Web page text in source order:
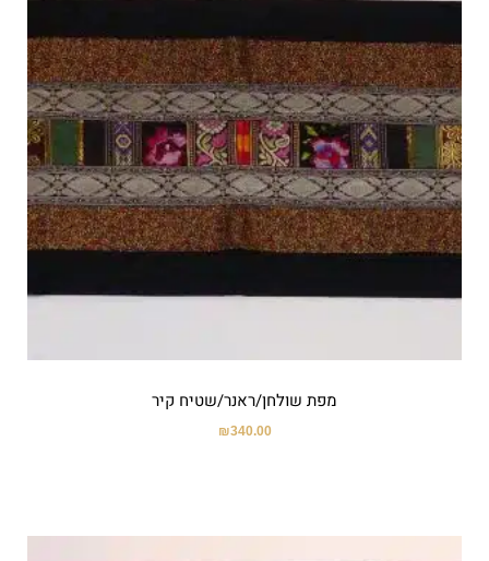
מפת שולחן/ראנר/שטיח קיר
₪340.00